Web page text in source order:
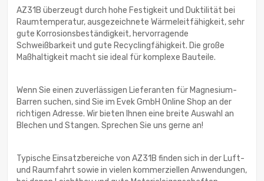
AZ31B überzeugt durch hohe Festigkeit und Duktilität bei
Raumtemperatur, ausgezeichnete Wärmeleitfähigkeit, sehr
gute Korrosionsbeständigkeit, hervorragende
Schweißbarkeit und gute Recyclingfähigkeit. Die große
Maßhaltigkeit macht sie ideal für komplexe Bauteile.
Wenn Sie einen zuverlässigen Lieferanten für Magnesium-
Barren suchen, sind Sie im Evek GmbH Online Shop an der
richtigen Adresse. Wir bieten Ihnen eine breite Auswahl an
Blechen und Stangen. Sprechen Sie uns gerne an!
Typische Einsatzbereiche von AZ31B finden sich in der Luft-
und Raumfahrt sowie in vielen kommerziellen Anwendungen,